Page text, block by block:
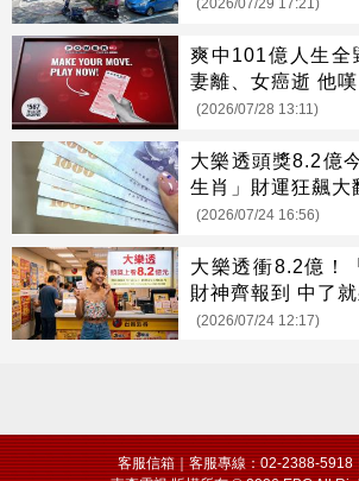
(2026/07/29 17:21)
爽中101億人生全
妻離、女癌逝 他
(2026/07/28 13:11)
大樂透頭獎8.2億
生肖」財運狂飆大
(2026/07/24 16:56)
大樂透衝8.2億！
財神齊報到 中了
(2026/07/24 12:17)
客服信箱｜客服專線：02-2388-5918